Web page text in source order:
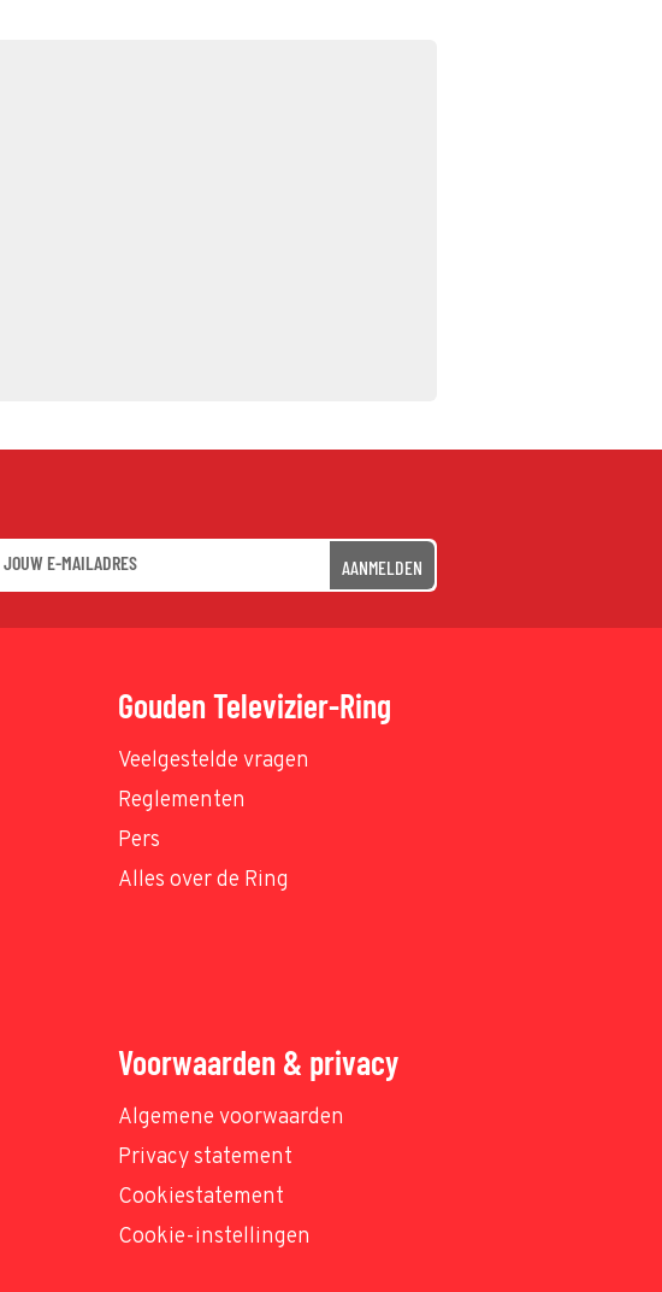
AANMELDEN
Gouden Televizier-Ring
Veelgestelde vragen
Reglementen
Pers
Alles over de Ring
Voorwaarden & privacy
Algemene voorwaarden
Privacy statement
Cookiestatement
Cookie-instellingen